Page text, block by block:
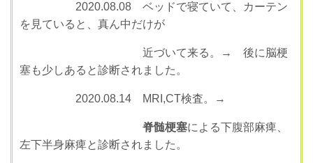
2020.08.08 ベッドで寝ていて、カーテン
を見ていると、真ん中だけが
近づいて来る。→ 後に脳梗
塞も少しあると診断されました。
2020.08.14 MRI,CT検査。→
脊髄梗塞による下腹部麻痺、
左下半身麻痺と診断されました。